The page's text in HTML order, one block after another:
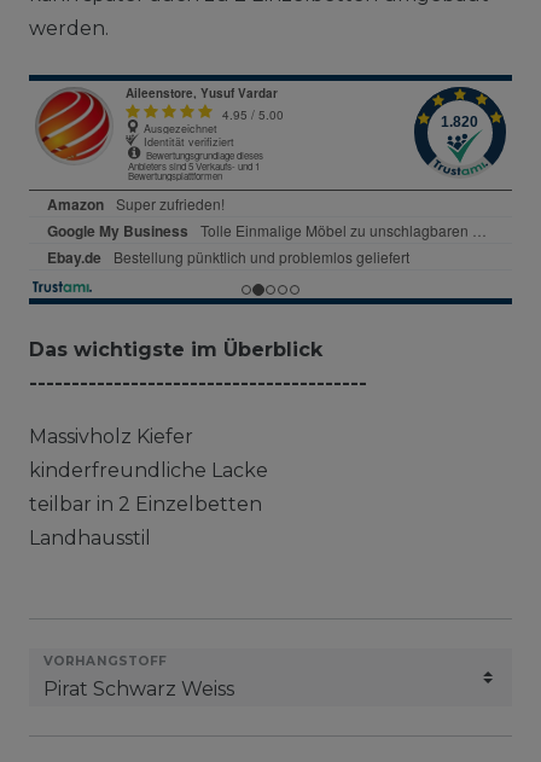
werden.
Das wichtigste im Überblick
----------------------------------------
Massivholz Kiefer
kinderfreundliche Lacke
teilbar in 2 Einzelbetten
Landhausstil
VORHANGSTOFF